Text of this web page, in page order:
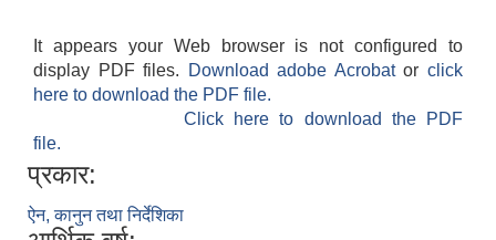
It appears your Web browser is not configured to
display PDF files.
Download adobe Acrobatorclick
here to download the PDF file.
Click here to download the PDF
file.
प्रकार:
ऐन, कानुन तथा निर्देशिका